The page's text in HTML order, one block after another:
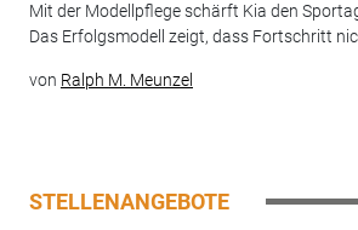
Mit der Modellpflege schärft Kia den
Das Erfolgsmodell zeigt, dass Fortschritt
von Ralph M. Meunzel
STELLENANGEBOTE